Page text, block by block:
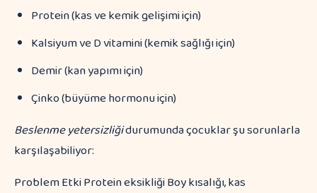
Protein (kas ve kemik gelişimi için)
Kalsiyum ve D vitamini (kemik sağlığı için)
Demir (kan yapımı için)
Çinko (büyüme hormonu için)
Beslenme yetersizliğidurumunda çocuklar şu sorunlarla
karşılaşabiliyor:
Problem Etki Protein eksikliği Boy kısalığı, kas